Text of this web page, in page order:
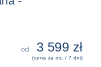
od 3 599 zł
(cena za os. / 7 dni)